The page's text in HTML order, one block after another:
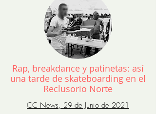
Rap, breakdance y patinetas: así
una tarde de skateboarding en el
Reclusorio Norte
CC News, 29 de Junio de 2021